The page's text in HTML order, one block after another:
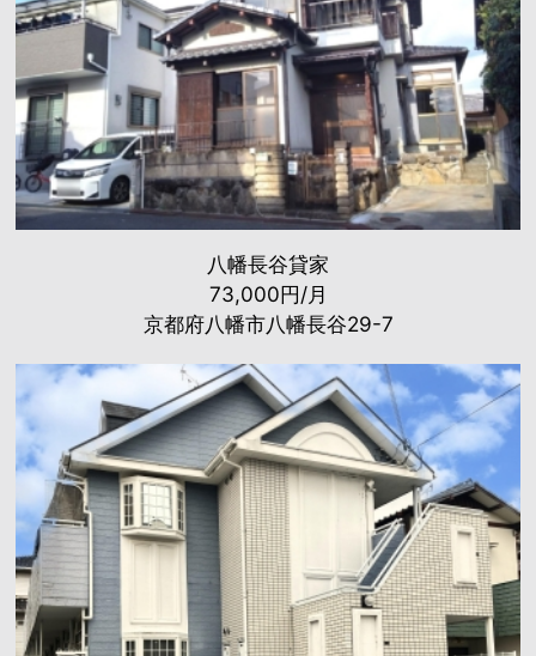
八幡長谷貸家
73,000円/月
京都府八幡市八幡長谷29-7